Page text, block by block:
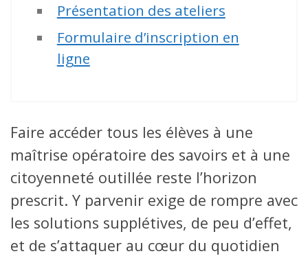
Présentation des ateliers
Formulaire d’inscription en
ligne
Faire accéder tous les élèves à une
maîtrise opératoire des savoirs et à une
citoyenneté outillée reste l’horizon
prescrit. Y parvenir exige de rompre avec
les solutions supplétives, de peu d’effet,
et de s’attaquer au cœur du quotidien